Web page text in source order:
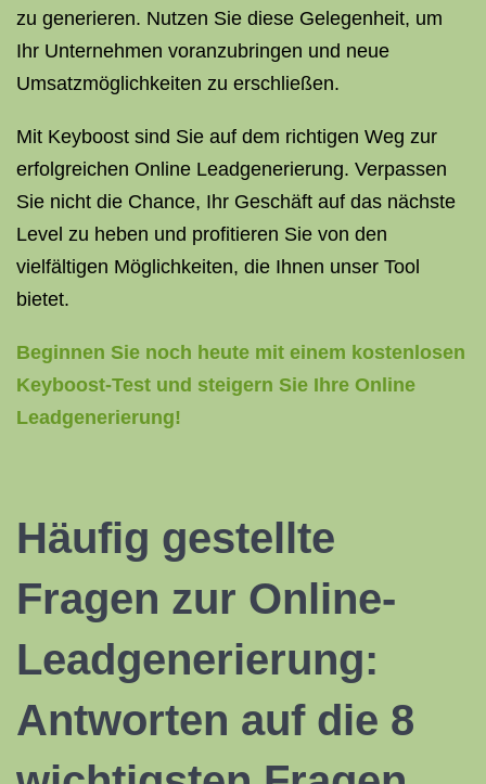
zu generieren. Nutzen Sie diese Gelegenheit, um
Ihr Unternehmen voranzubringen und neue
Umsatzmöglichkeiten zu erschließen.
Mit Keyboost sind Sie auf dem richtigen Weg zur
erfolgreichen Online Leadgenerierung. Verpassen
Sie nicht die Chance, Ihr Geschäft auf das nächste
Level zu heben und profitieren Sie von den
vielfältigen Möglichkeiten, die Ihnen unser Tool
bietet.
Beginnen Sie noch heute mit einem kostenlosen
Keyboost-Test und steigern Sie Ihre Online
Leadgenerierung!
Häufig gestellte
Fragen zur Online-
Leadgenerierung:
Antworten auf die 8